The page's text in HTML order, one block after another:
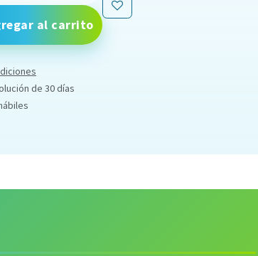
al carrito
de 30 días